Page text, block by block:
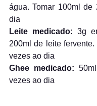
água. Tomar 100ml
dia
Leite medicado: 3g
200ml de leite
vezes ao dia
Ghee medicado:
vezes ao dia